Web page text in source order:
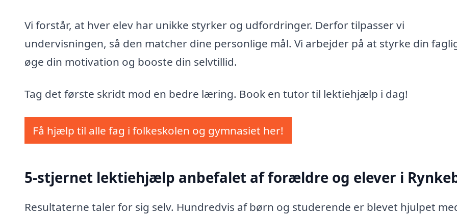
Vi forstår, at hver elev har unikke styrker og udfordringer. Derfor tilpasser vi
undervisningen, så den matcher dine personlige mål. Vi arbejder på at styrke din
øge din motivation og booste din selvtillid.
Tag det første skridt mod en bedre læring. Book en tutor til lektiehjælp i dag!
Få hjælp til alle fag i folkeskolen og gymnasiet her!
5-stjernet lektiehjælp anbefalet af forældre og elever i
Resultaterne taler for sig selv. Hundredvis af børn og studerende er blevet hjulpet